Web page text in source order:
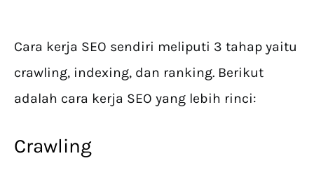
Cara kerja SEO sendiri meliputi 3 tahap yaitu
crawling, indexing, dan ranking. Berikut
adalah cara kerja SEO yang lebih rinci:
Crawling